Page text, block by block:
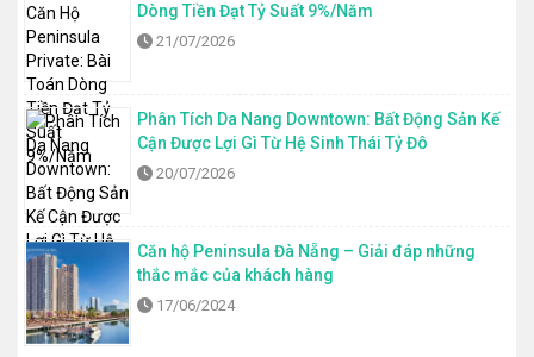
Dòng Tiền Đạt Tỷ Suất 9%/Năm
21/07/2026
Phân Tích Da Nang Downtown: Bất Động Sản Kế
Cận Được Lợi Gì Từ Hệ Sinh Thái Tỷ Đô
20/07/2026
Căn hộ Peninsula Đà Nẵng – Giải đáp những
thắc mắc của khách hàng
17/06/2024